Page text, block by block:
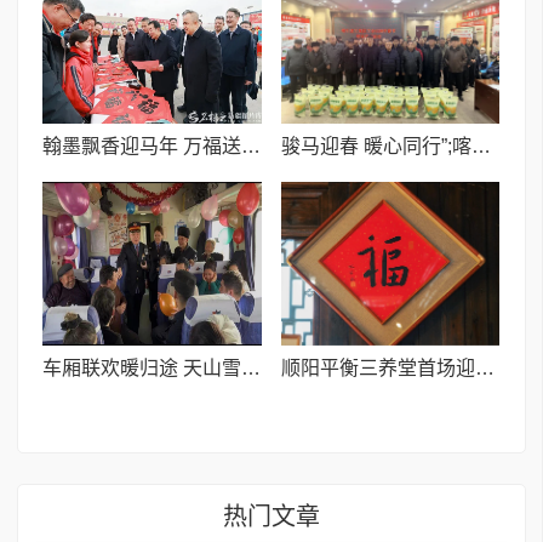
翰墨飘香迎马年 万福送暖润民心I疏附县“万福迎春”公益活动圆满收官 骏马迎春 暖心同行”;喀什建工集团有限责任公司工会开展春节慰问活动
车厢联欢暖归途 天山雪莲伴新春 顺阳平衡三养堂首场迎春雅集圆满举行 开启顺阳平衡的三养生活
热门文章